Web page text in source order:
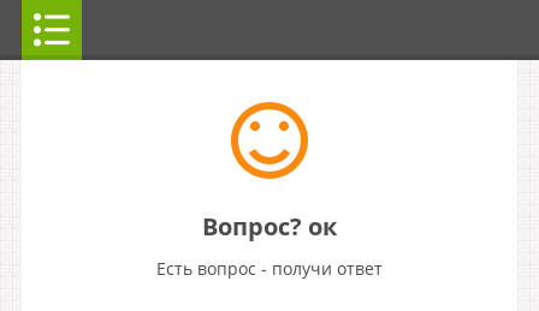
Вопрос? ок
Есть вопрос - получи ответ